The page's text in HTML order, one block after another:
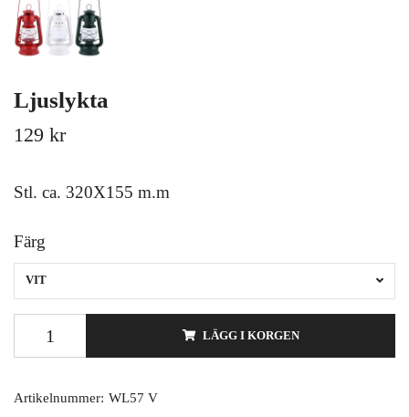
Ljuslykta
129 kr
Stl. ca. 320X155 m.m
Färg
VIT
LÄGG I KORGEN
Artikelnummer: WL57 V